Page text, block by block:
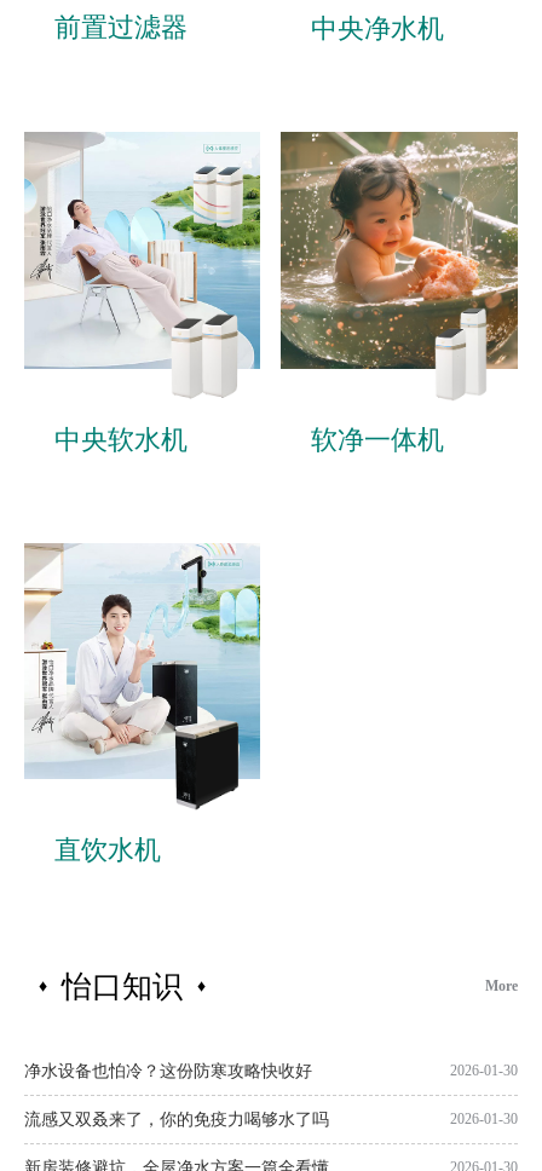
前置过滤器 中央净水机
中央软水机 软净一体机
直饮水机
♦ 怡口知识 ♦ More
净水设备也怕冷？这份防寒攻略快收好 2026-01-30
流感又双叒来了，你的免疫力喝够水了吗 2026-01-30